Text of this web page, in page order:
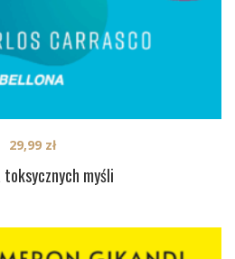
toksycznych myśli
29,99 zł